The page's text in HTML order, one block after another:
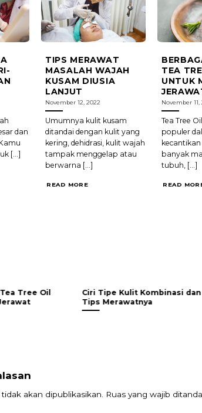
dan
[...]
TIPS MERAWAT
MASALAH WAJAH
KUSAM DIUSIA
LANJUT
November 12, 2022
Umumnya kulit kusam
ditandai dengan kulit yang
kering, dehidrasi, kulit wajah
tampak menggelap atau
berwarna [...]
READ MORE
TEA
UNTUK
November 11,
Tea Tree
populer
banyak
tubuh, [...]
READ
Tree Oil
Ciri Tipe Kulit Kombinasi dan
Tips Merawatnya
akan dipublikasikan. Ruas yang wajib